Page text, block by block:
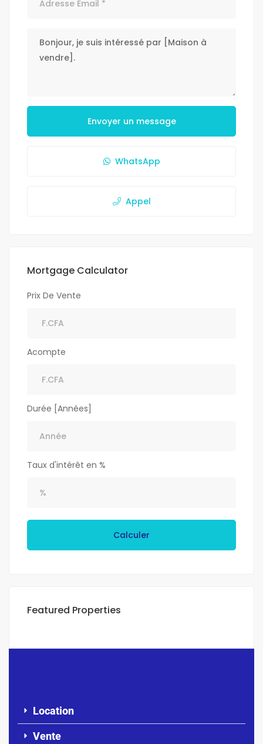
Envoyer un message
WhatsApp
Appel
Mortgage Calculator
Prix De Vente
Acompte
Durée [Années]
Taux d'intérêt en %
Calculer
Featured Properties
Location
Vente